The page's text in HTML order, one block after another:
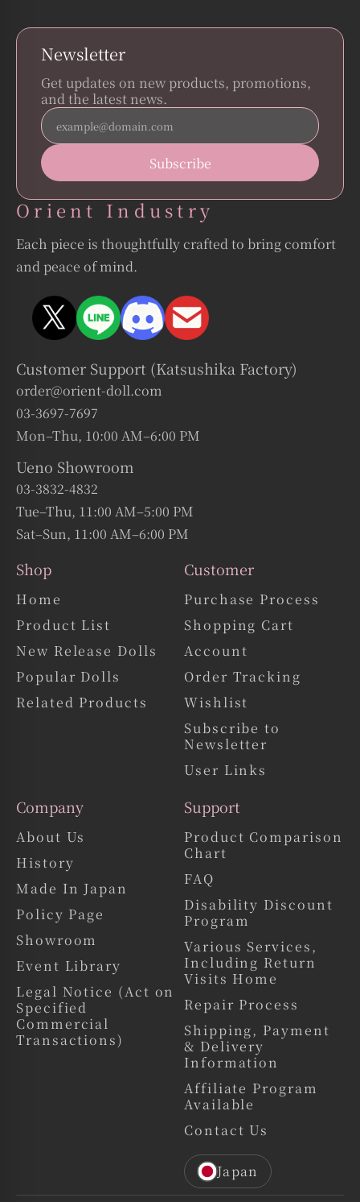
⸻
■関西サテライト店（夢倉庫 伊丹店）
通常通り営業いたします。（毎週金曜日のみ定休）
※２階のみ前日までの事前予約制
ご予約可能時間：10:00～19:00
⸻
■福岡サテライト店（&DOLL）
5月4日（月）のみ休業とさせていただきます。
営業時間：14:00～20:00
⸻
各拠点ごとに異なる展示や雰囲気をお楽しみいただけますので、
この機会にぜひ足をお運びください。
※各店舗の詳細（所在地・アクセス等）につきましては、下記ペー
👉 ショールーム一覧：https://www.orient-doll.com/showroom/
お客様には一部ご不便をおかけいたしますが、何卒ご理解賜ります
ようお願い申し上げます。
皆様のご来店を心よりお待ちしております。
福岡サテライト店「&doll」オープンのお知らせ
2026.3.24
オリエント工業はこの度、九州エリア
「&DOLL」 さまのご協力のもと、福岡サテライトショ
ールーム
本サテライト店は、
をはじめ、アダルトトイ やSMグッズ
ーズドウェア（古着）などを取り扱っており、幅広いニーズに対応
した空間となっております。
また、九州で唯一、実物をご確認いただける店舗となっており、
当サテライト店で標準セットをご成約いただいた場合
す。
初めての方でも安心してご来店いただける環境を整えておりますの
ぜひこの機会に実際の質感や魅力をご体感ください。
⸻
■ 店舗情報
&DOLL（アンドール）
住所：福岡県福岡市博多区博多駅中央街6-11-403
TEL：092-402-8210
⸻
■ アクセス
・JR「博多駅」筑紫口より徒歩30秒
Newsletter
Get updates on new products, promotions,
and the latest news.
Orient Industry
Each piece is thoughtfully crafted to bring comfort
and peace of mind.
Customer Support (Katsushika Factory)
order@orient-doll.com
03-3697-7697
Mon–Thu, 10:00 AM–6:00 PM
Ueno Showroom
03-3832-4832
Tue–Thu, 11:00 AM–5:00 PM
Sat–Sun, 11:00 AM–6:00 PM
Shop
Home
Product List
New Release Dolls
Popular Dolls
Related Products
Customer
Purchase Process
Shopping Cart
Account
Order Tracking
Wishlist
Subscribe to
Newsletter
User Links
Company
About Us
History
Made In Japan
Policy Page
Showroom
Event Library
Legal Notice (Act on
Specified
Commercial
Transactions)
Support
Product Comparison
Chart
FAQ
Disability Discount
Program
Various Services,
Including Return
Visits Home
Repair Process
Shipping, Payment
& Delivery
Information
Affiliate Program
Available
Contact Us
Japan